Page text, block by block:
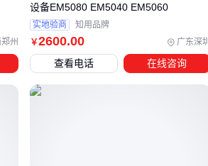
和零部件更换情况也能反映真实状态。
备，其整体稳定性往往较差。
就能更准确地评估不同报价背后的合理
打下基础。
州 ￥2600.00 广东深圳
设备EM5080 EM5040 EM5060
实地验商 知用品牌
查看电话 在线咨询